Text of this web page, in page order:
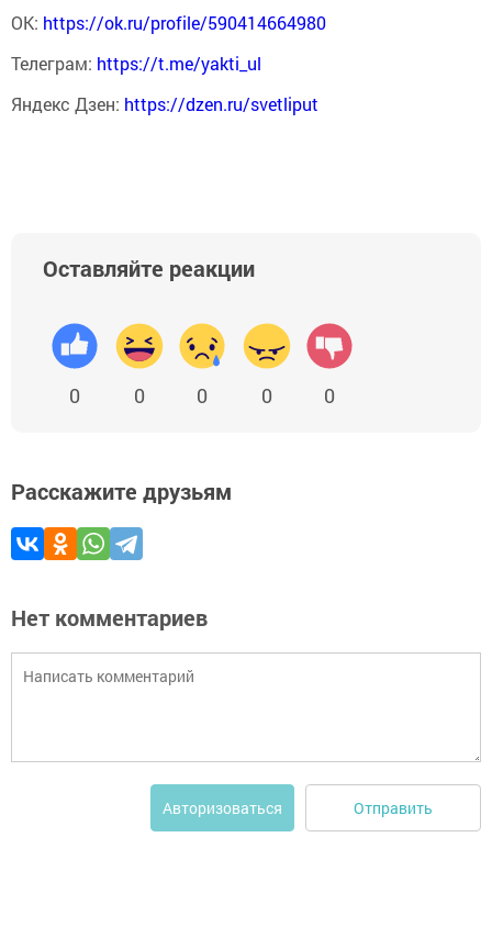
ОК: https://ok.ru/profile/590414664980
Телеграм: https://t.me/yakti_ul
Яндекс Дзен: https://dzen.ru/svetliput
Оставляйте реакции
0 0 0 0 0
Расскажите друзьям
Нет комментариев
Авторизоваться Отправить